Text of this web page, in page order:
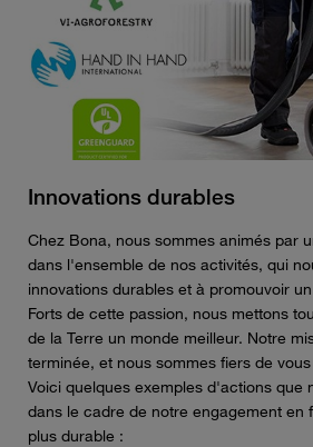
Innovations durables
Chez Bona, nous sommes animés par
dans l'ensemble de nos activités, qui
innovations durables et à promouvoir
Forts de cette passion, nous mettons
de la Terre un monde meilleur. Notre
terminée, et nous sommes fiers de
Voici quelques exemples d'actions que
dans le cadre de notre engagement en
plus durable :